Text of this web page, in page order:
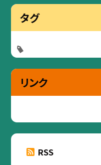
タグ
リンク
RSS